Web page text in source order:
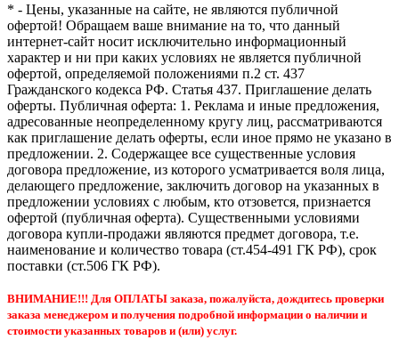
* - Цены, указанные на сайте, не являются публичной
офертой! Обращаем ваше внимание на то, что данный
интернет-сайт носит исключительно информационный
характер и ни при каких условиях не является публичной
офертой, определяемой положениями п.2 ст. 437
Гражданского кодекса РФ. Статья 437. Приглашение делать
оферты. Публичная оферта: 1. Реклама и иные предложения,
адресованные неопределенному кругу лиц, рассматриваются
как приглашение делать оферты, если иное прямо не указано в
предложении. 2. Содержащее все существенные условия
договора предложение, из которого усматривается воля лица,
делающего предложение, заключить договор на указанных в
предложении условиях с любым, кто отзовется, признается
офертой (публичная оферта). Существенными условиями
договора купли-продажи являются предмет договора, т.е.
наименование и количество товара (ст.454-491 ГК РФ), срок
поставки (ст.506 ГК РФ).
ВНИМАНИЕ!!! Для ОПЛАТЫ заказа, пожалуйста, дождитесь проверки
заказа менеджером и получения подробной информации о наличии и
стоимости указанных товаров и (или) услуг.